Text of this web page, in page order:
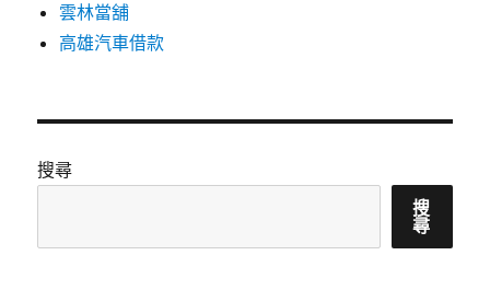
雲林當舖
高雄汽車借款
搜尋
搜
尋